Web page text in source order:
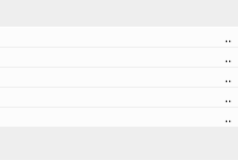
..
..
..
..
..